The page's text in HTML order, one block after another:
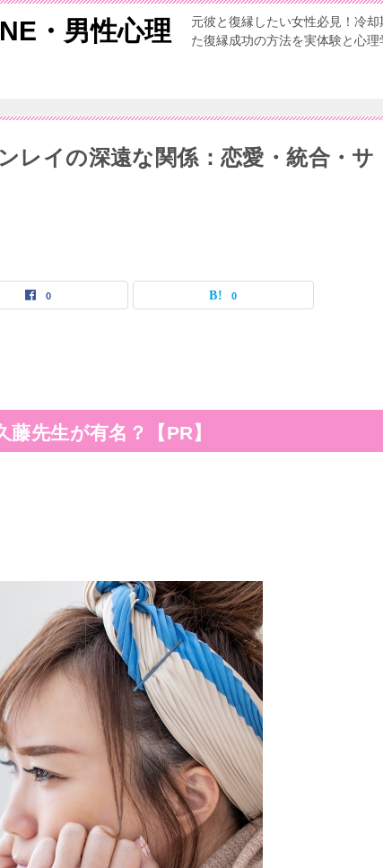
・男性心理
元彼と復縁したい女性必見！冷
た復縁成功の方法を実体験と心
レイの深遠な関係：恋愛・統合・サ
0 0
先生が有名？【PR】